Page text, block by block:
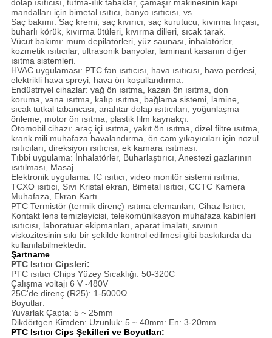
dolap ısıtıcısı, tutma-ılık tabaklar, çamaşır makinesinin kapı
mandalları için bimetal ısıtıcı, banyo ısıtıcısı, vs.
Saç bakımı: Saç kremi, saç kıvırıcı, saç kurutucu, kıvırma fırçası,
buharlı körük, kıvırma ütüleri, kıvırma dilleri, sıcak tarak.
Vücut bakımı: mum depilatörleri, yüz saunası, inhalatörler,
kozmetik ısıtıcılar, ultrasonik banyolar, laminant kasanın diğer
ısıtma sistemleri.
HVAC uygulaması: PTC fan ısıtıcısı, hava ısıtıcısı, hava perdesi,
elektrikli hava spreyi, hava ön koşullandırma.
Endüstriyel cihazlar: yağ ön ısıtma, kazan ön ısıtma, don
koruma, vana ısıtma, kalıp ısıtma, bağlama sistemi, lamine,
sıcak tutkal tabancası, anahtar dolap ısıtıcıları, yoğunlaşma
önleme, motor ön ısıtma, plastik film kaynakçı.
Otomobil cihazı: araç içi ısıtma, yakıt ön ısıtma, dizel filtre ısıtma,
krank mili muhafaza havalandırma, ön cam yıkayıcıları için nozul
ısıtıcıları, direksiyon ısıtıcısı, ek kamara ısıtması.
Tıbbi uygulama: İnhalatörler, Buharlaştırıcı, Anestezi gazlarının
ısıtılması, Masaj.
Elektronik uygulama: IC ısıtıcı, video monitör sistemi ısıtma,
TCXO ısıtıcı, Sıvı Kristal ekran, Bimetal ısıtıcı, CCTC Kamera
Muhafaza, Ekran Kartı.
PTC Termistör (termik direnç) ısıtma elemanları, Cihaz Isıtıcı,
Kontakt lens temizleyicisi, telekomünikasyon muhafaza kabinleri
ısıtıcısı, laboratuar ekipmanları, aparat imalatı, sıvının
viskozitesinin sıkı bir şekilde kontrol edilmesi gibi baskılarda da
kullanılabilmektedir.
Şartname
PTC Isıtıcı Cipsleri:
PTC ısıtıcı Chips Yüzey Sıcaklığı: 50-320C
Çalışma voltajı 6 V -480V
25C'de direnç (R25): 1-5000Ω
Boyutlar:
Yuvarlak Çapta: 5 ~ 25mm
Dikdörtgen Kimden: Uzunluk: 5 ~ 40mm: En: 3-20mm
PTC Isıtıcı Cips Şekilleri ve Boyutları: